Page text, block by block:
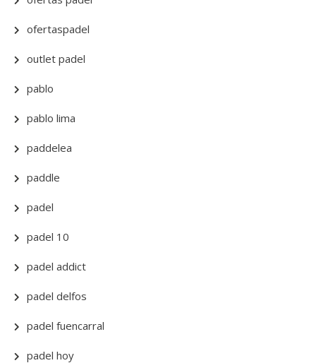
ofertaspadel
outlet padel
pablo
pablo lima
paddelea
paddle
padel
padel 10
padel addict
padel delfos
padel fuencarral
padel hoy